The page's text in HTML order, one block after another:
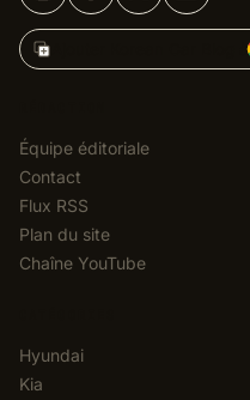
Ajouter Korean Car Blog à
Équipe éditoriale
Contact
Flux RSS
Plan du site
Chaîne YouTube
Hyundai
Kia